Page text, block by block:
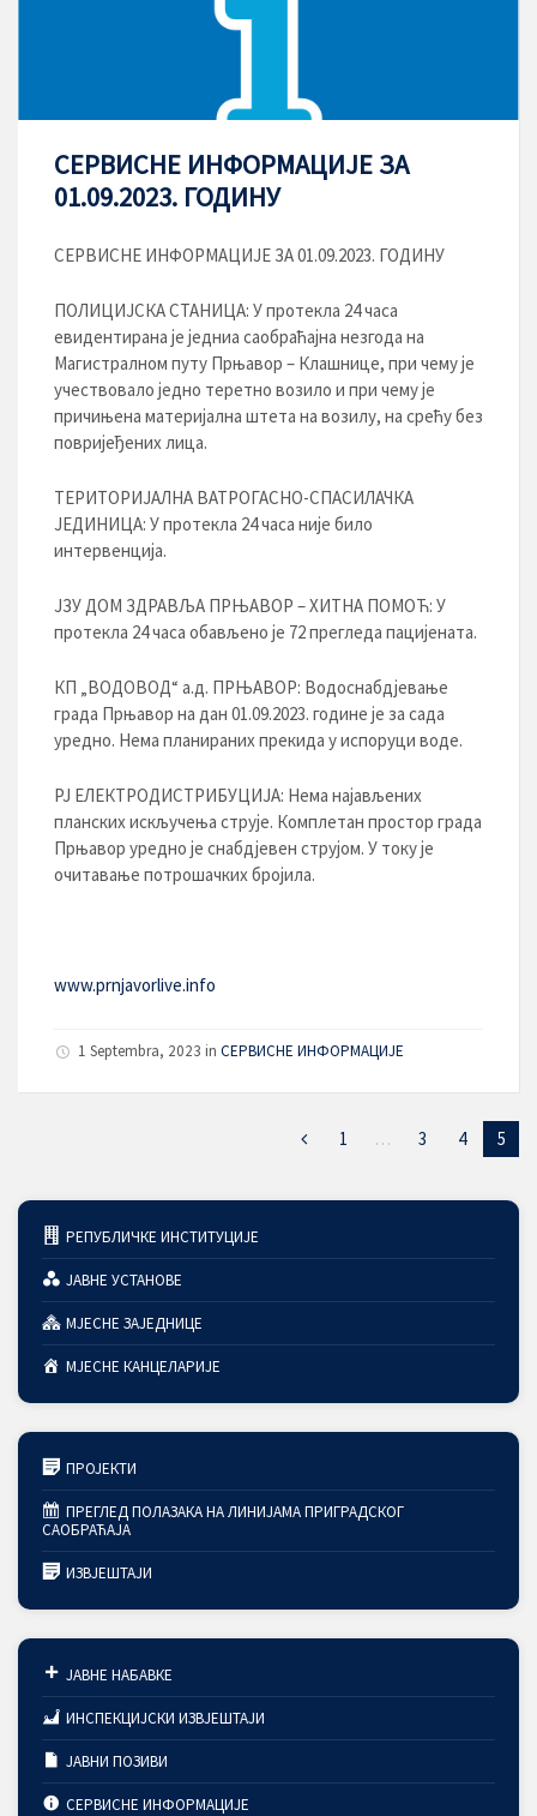
СЕРВИСНЕ ИНФОРМАЦИЈЕ ЗА
01.09.2023. ГОДИНУ
СЕРВИСНЕ ИНФОРМАЦИЈЕ ЗА 01.09.2023. ГОДИНУ
ПОЛИЦИЈСКА СТАНИЦА: У протекла 24 часа
евидентирана је једниа саобраћајна незгода на
Магистралном путу Прњавор – Клашнице, при чему је
учествовало једно теретно возило и при чему је
причињена материјална штета на возилу, на срећу без
повријеђених лица.
ТЕРИТОРИЈАЛНА ВАТРОГАСНО-СПАСИЛАЧКА
ЈЕДИНИЦА: У протекла 24 часа није било
интервенција.
ЈЗУ ДОМ ЗДРАВЉА ПРЊАВОР – ХИТНА ПОМОЋ: У
протекла 24 часа обављено је 72 прегледа пацијената.
КП „ВОДОВОД“ а.д. ПРЊАВОР: Водоснабдјевање
града Прњавор на дан 01.09.2023. године је за сада
уредно. Нема планираних прекида у испоруци воде.
РЈ ЕЛЕКТРОДИСТРИБУЦИЈA: Нема најављених
планских искључења струје. Комплетан простор града
Прњавор уредно је снабдјевен струјом. У току је
очитавање потрошачких бројила.
www.prnjavorlive.info
1 Septembra, 2023 in СЕРВИСНЕ ИНФОРМАЦИЈЕ
1 … 3 4 5
РЕПУБЛИЧКЕ ИНСТИТУЦИЈЕ
ЈАВНЕ УСТАНОВЕ
МЈЕСНЕ ЗАЈЕДНИЦЕ
МЈЕСНЕ КАНЦЕЛАРИЈЕ
ПРОЈЕКТИ
ПРЕГЛЕД ПОЛАЗАКА НА ЛИНИЈАМА ПРИГРАДСКОГ
САОБРАЋАЈА
ИЗВЈЕШТАЈИ
ЈАВНЕ НАБАВКЕ
ИНСПЕКЦИЈСКИ ИЗВЈЕШТАЈИ
ЈАВНИ ПОЗИВИ
СЕРВИСНЕ ИНФОРМАЦИЈЕ